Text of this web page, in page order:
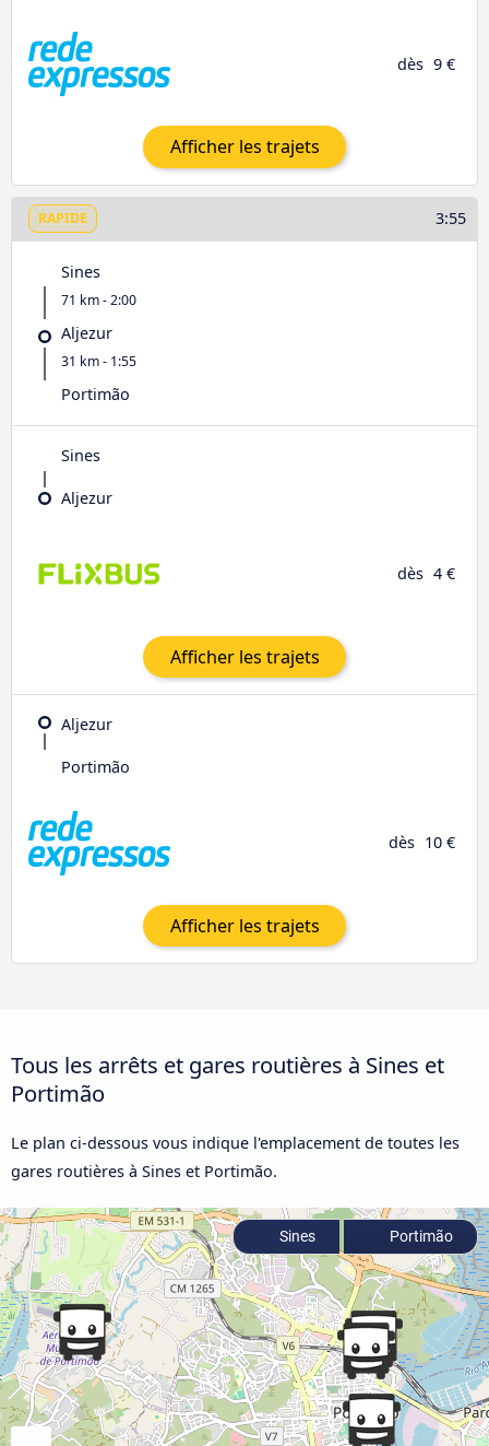
dès 9 €
Afficher les trajets
RAPIDE 3:55
Sines
71 km - 2:00
Aljezur
31 km - 1:55
Portimão
Sines
Aljezur
dès 4 €
Afficher les trajets
Aljezur
Portimão
dès 10 €
Afficher les trajets
Tous les arrêts et gares routières à Sines et
Portimão
Le plan ci-dessous vous indique l'emplacement de toutes les
gares routières à Sines et Portimão.
Sines Portimão